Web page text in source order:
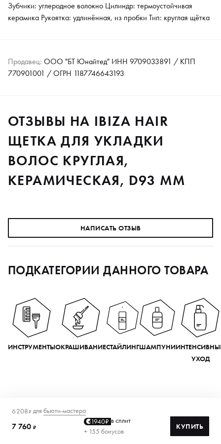
Зубчики: углеродное волокно Цилиндр: термоустойчивая
керамика Рукоятка: удлинённая, из пробки Тип: круглая щётка
Продавец: ООО "БТ Юнайтед" ИНН 9709033891 / КПП
770901001 / ОГРН 1187746643193
ОТЗЫВЫ НА IBIZA HAIR
ЩЕТКА ДЛЯ УКЛАДКИ
ВОЛОС КРУГЛАЯ,
КЕРАМИЧЕСКАЯ, D93 ММ
НАПИСАТЬ ОТЗЫВ
ПОДКАТЕГОРИИ ДАННОГО ТОВАРА
ИНСТРУМЕНТЫОКРАШИВАНИЕСТАЙЛИНГШАМПУНИ
УХОД
6 208₽ для бьюти-мастера
7 760 ₽
1940₽ в сплит
+ 155 бонусов
КУПИТЬ